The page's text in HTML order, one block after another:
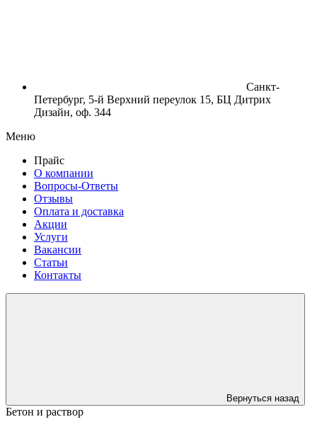
Санкт-
Петербург, 5-й Верхний переулок 15, БЦ Дитрих
Дизайн, оф. 344
Меню
Прайс
О компании
Вопросы-Ответы
Отзывы
Оплата и доставка
Акции
Услуги
Вакансии
Статьи
Контакты
Вернуться назад
Бетон и раствор